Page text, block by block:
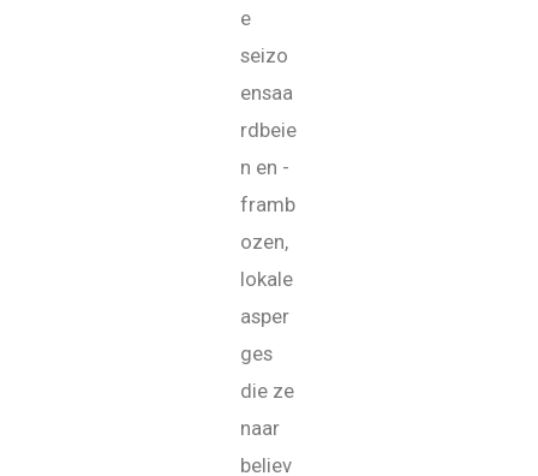
e
seizo
ensaa
rdbeie
n en -
framb
ozen,
lokale
asper
ges
die ze
naar
believ